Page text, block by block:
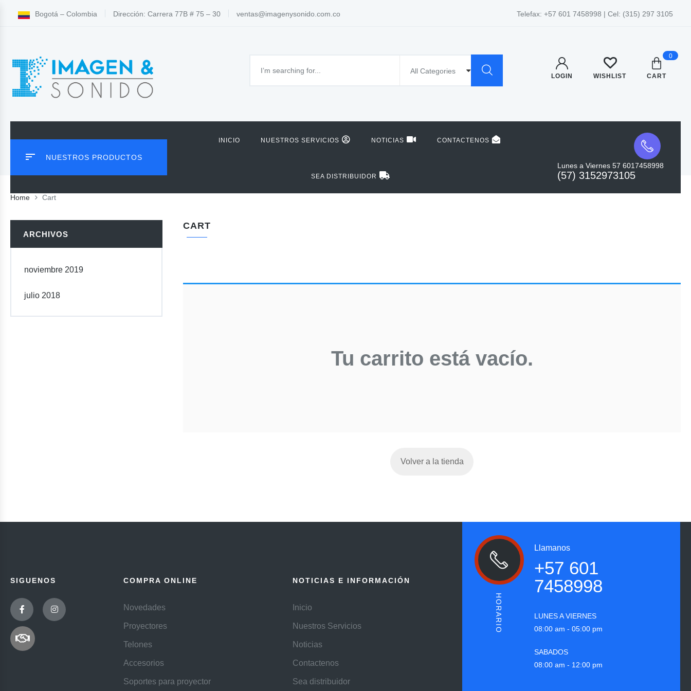
Bogotá – Colombia Dirección: Carrera 77B # 75 – 30 ventas@imagenysonido.com.co Telefax: +57 601 7458998 | Cel: (315) 297 3105
All Categories
LOGIN WISHLIST
0
CART
NUESTROS PRODUCTOS
INICIO NUESTROS SERVICIOS NOTICIAS CONTACTENOS
SEA DISTRIBUIDOR
Lunes a Viernes 57 6017458998
(57) 3152973105
Home Cart
CART
Tu carrito está vacío.
Volver a la tienda
ARCHIVOS
noviembre 2019
julio 2018
SIGUENOS COMPRA ONLINE
Novedades
Proyectores
Telones
Accesorios
Soportes para proyector
NOTICIAS E INFORMACIÓN
Inicio
Nuestros Servicios
Noticias
Contactenos
Sea distribuidor
HORARIO
Llamanos
+57 601
7458998
LUNES A VIERNES
08:00 am - 05:00 pm
SABADOS
08:00 am - 12:00 pm